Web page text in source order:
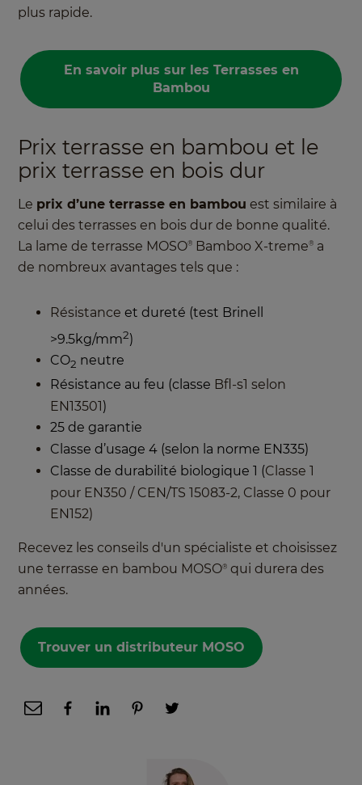
plus rapide.
En savoir plus sur les Terrasses en
Bambou
Prix terrasse en bambou et le
prix terrasse en bois dur
Le prix d’une terrasse en bambou est similaire à
celui des terrasses en bois dur de bonne qualité.
La lame de terrasse MOSO® Bamboo X-treme® a
de nombreux avantages tels que :
Résistance et dureté (test Brinell
>9.5kg/mm2)
CO2 neutre
Résistance au feu (classe Bfl-s1 selon
EN13501)
25 de garantie
Classe d’usage 4 (selon la norme EN335)
Classe de durabilité biologique 1 (Classe 1
pour EN350 / CEN/TS 15083-2, Classe 0 pour
EN152)
Recevez les conseils d'un spécialiste et choisissez
une terrasse en bambou MOSO® qui durera des
années.
Trouver un distributeur MOSO